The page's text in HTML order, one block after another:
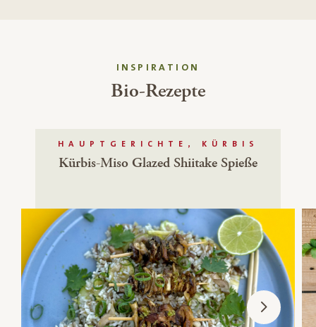
INSPIRATION
Bio-Rezepte
HAUPTGERICHTE, KÜRBIS
Kürbis-Miso Glazed Shiitake Spieße